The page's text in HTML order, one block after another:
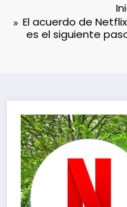
El acuerdo de
es el siguiente